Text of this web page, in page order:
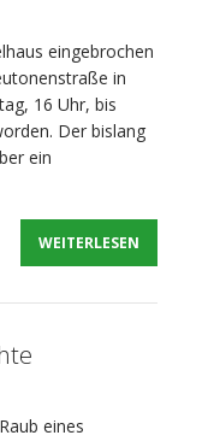
eingebrochen
in
16 Uhr, bis
Der bislang
ein
WEITERLESEN
eines